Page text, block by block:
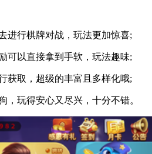
行棋牌对战，玩法更加惊喜;
以直接拿到手软，玩法趣味;
取，超级的丰富且多样化哦;
玩得安心又尽兴，十分不错。